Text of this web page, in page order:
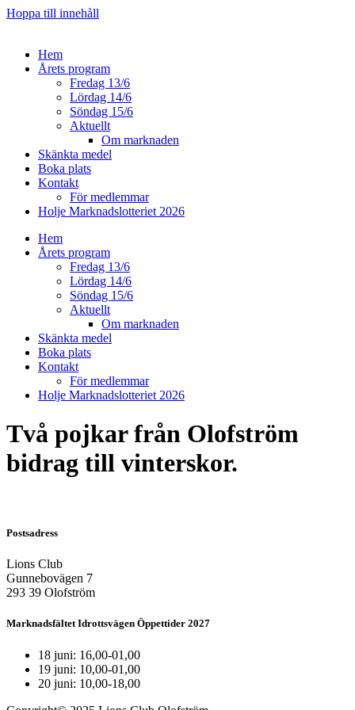
Hoppa till innehåll
Hem
Årets program
Fredag 13/6
Lördag 14/6
Söndag 15/6
Aktuellt
Om marknaden
Skänkta medel
Boka plats
Kontakt
För medlemmar
Holje Marknadslotteriet 2026
Hem
Årets program
Fredag 13/6
Lördag 14/6
Söndag 15/6
Aktuellt
Om marknaden
Skänkta medel
Boka plats
Kontakt
För medlemmar
Holje Marknadslotteriet 2026
Två pojkar från Olofström
bidrag till vinterskor.
Postsadress
Lions Club
Gunnebovägen 7
293 39 Olofström
Marknadsfältet Idrottsvägen Öppettider 2027
18 juni: 16,00-01,00
19 juni: 10,00-01,00
20 juni: 10,00-18,00